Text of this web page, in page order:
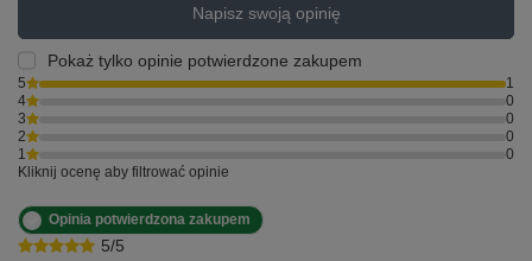
Napisz swoją opinię
Pokaż tylko opinie potwierdzone zakupem
5
1
4
0
3
0
2
0
1
0
Kliknij ocenę aby filtrować opinie
5/5
Opinia potwierdzona zakupem